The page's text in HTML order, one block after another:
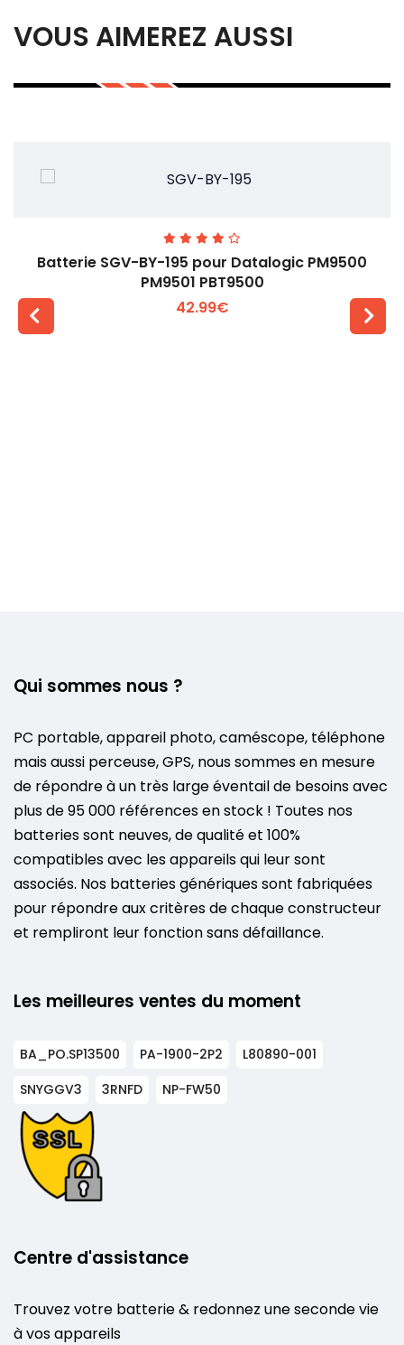
VOUS AIMEREZ AUSSI
Batterie SGV-BY-195 pour Datalogic PM9500
PM9501 PBT9500
42.99€
Qui sommes nous ?
PC portable, appareil photo, caméscope, téléphone
mais aussi perceuse, GPS, nous sommes en mesure
de répondre à un très large éventail de besoins avec
plus de 95 000 références en stock ! Toutes nos
batteries sont neuves, de qualité et 100%
compatibles avec les appareils qui leur sont
associés. Nos batteries génériques sont fabriquées
pour répondre aux critères de chaque constructeur
et rempliront leur fonction sans défaillance.
Les meilleures ventes du moment
BA_PO.SP13500 PA-1900-2P2
L80890-001
SNYGGV3
3RNFD NP-FW50
Centre d'assistance
Trouvez votre batterie & redonnez une seconde vie
à vos appareils